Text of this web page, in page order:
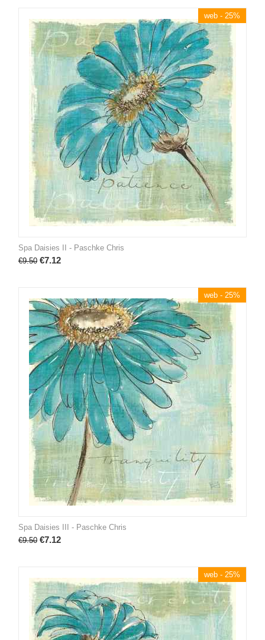
web - 25%
Spa Daisies II - Paschke Chris
€9.50 €7.12
web - 25%
Spa Daisies III - Paschke Chris
€9.50 €7.12
web - 25%